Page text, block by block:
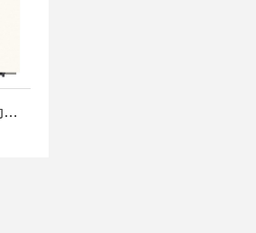
BY32S 双主轴移动式数控排刀车床